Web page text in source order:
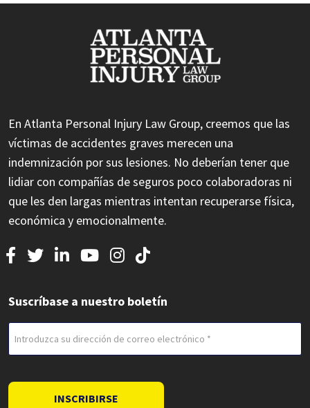
En Atlanta Personal Injury Law Group, creemos que las
víctimas de accidentes graves merecen una
indemnización por sus lesiones. No deberían tener que
lidiar con compañías de seguros poco colaboradoras ni
que les den largas mientras intentan recuperarse física,
económica y emocionalmente.
Suscríbase a nuestro boletín
electrónico
INSCRIBIRSE